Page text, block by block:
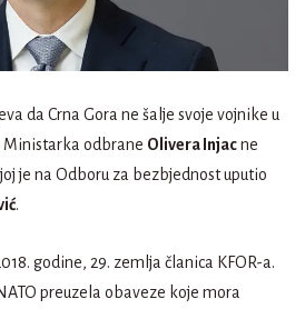
da Crna Gora ne šalje svoje vojnike u
Ministarka odbrane Olivera Injacne
je na Odboru za bezbjednost uputio
.
godine, 29. zemlja članica KFOR-a.
preuzela obaveze koje mora